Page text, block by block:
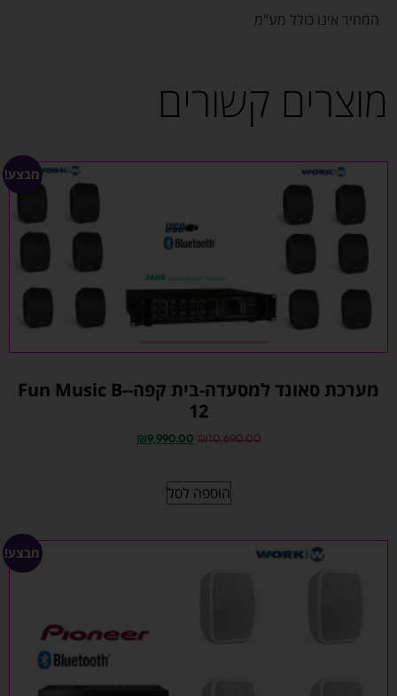
המחיר אינו כולל מע"מ
מוצרים קשורים
מבצע!
מערכת סאונד למסעדה-בית קפה-Fun Music B-
12
₪10,690.00
₪9,990.00
הוספה לסל
מבצע!